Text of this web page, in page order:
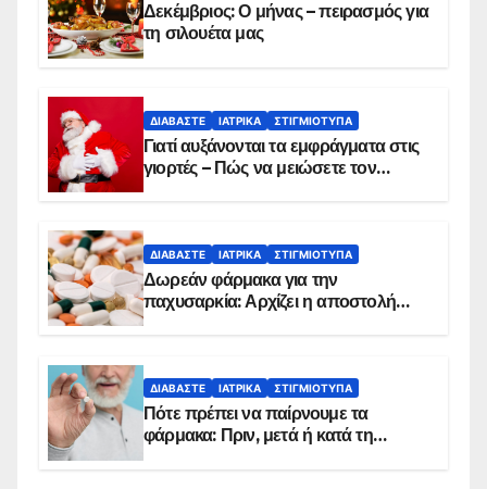
Δεκέμβριος: Ο μήνας – πειρασμός για
τη σιλουέτα μας
ΔΙΑΒΆΣΤΕ ΙΑΤΡΙΚΆ ΣΤΙΓΜΙΌΤΥΠΑ
Γιατί αυξάνονται τα εμφράγματα στις
γιορτές – Πώς να μειώσετε τον
ΔΙΑΒΆΣΤΕ ΙΑΤΡΙΚΆ ΣΤΙΓΜΙΌΤΥΠΑ
Δωρεάν φάρμακα για την
παχυσαρκία: Αρχίζει η αποστολή
ΔΙΑΒΆΣΤΕ ΙΑΤΡΙΚΆ ΣΤΙΓΜΙΌΤΥΠΑ
Πότε πρέπει να παίρνουμε τα
φάρμακα: Πριν, μετά ή κατά τη